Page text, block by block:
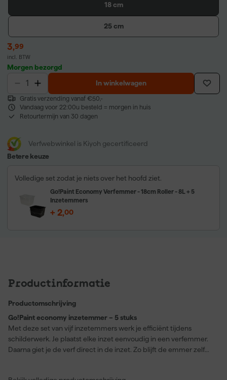
18 cm
25 cm
3,99
incl. BTW
Morgen bezorgd
In winkelwagen
Gratis verzending vanaf €50,-
Vandaag voor 22:00u besteld = morgen in huis
Retourtermijn van 30 dagen
Verfwebwinkel is Kiyoh gecertificeerd
Betere keuze
Volledige set zodat je niets over het hoofd ziet.
Go!Paint Economy Verfemmer - 18cm Roller - 8L + 5
Inzetemmers
+ 2,00
Productinformatie
Productomschrijving
Go!Paint economy inzetemmer – 5 stuks
Met deze set van vijf inzetemmers werk je efficiënt tijdens
schilderwerk. Je plaatst elke inzet eenvoudig in een verfemmer.
Daarna giet je de verf direct in de inzet. Zo blijft de emmer zelf